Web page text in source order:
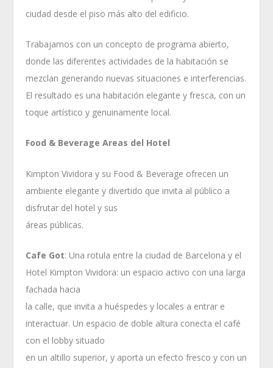
ciudad desde el piso más alto del edificio.
Trabajamos con un concepto de programa abierto,
donde las diferentes actividades de la habitación se
mezclan generando nuevas situaciones e interferencias.
El resultado es una habitación elegante y fresca, con un
toque artístico y genuinamente local.
Food & Beverage Areas del Hotel
Kimpton Vividora y su Food & Beverage ofrecen un
ambiente elegante y divertido que invita al público a
disfrutar del hotel y sus
áreas públicas.
Cafe Got: Una rotula entre la ciudad de Barcelona y el
Hotel Kimpton Vividora: un espacio activo con una larga
fachada hacia
la calle, que invita a huéspedes y locales a entrar e
interactuar. Un espacio de doble altura conecta el café
con el lobby situado
en un altillo superior, y aporta un efecto fresco y con un